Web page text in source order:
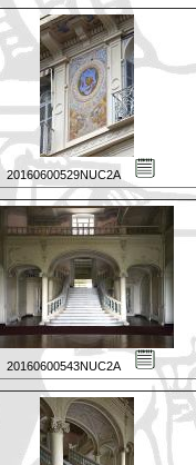
20160600529NUC2A
20160600543NUC2A